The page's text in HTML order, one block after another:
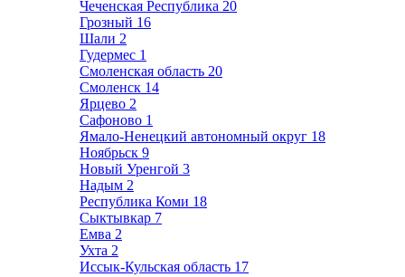
Чеченская Республика 20
Грозный 16
Шали 2
Гудермес 1
Смоленская область 20
Смоленск 14
Ярцево 2
Сафоново 1
Ямало-Ненецкий автономный округ 18
Ноябрьск 9
Новый Уренгой 3
Надым 2
Республика Коми 18
Сыктывкар 7
Емва 2
Ухта 2
Иссык-Кульская область 17